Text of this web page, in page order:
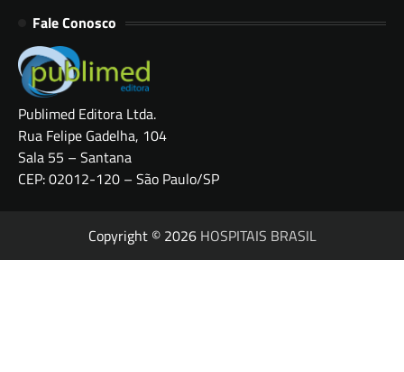
Fale Conosco
Publimed Editora Ltda.
Rua Felipe Gadelha, 104
Sala 55 – Santana
CEP: 02012-120 – São Paulo/SP
Copyright © 2026 HOSPITAIS BRASIL